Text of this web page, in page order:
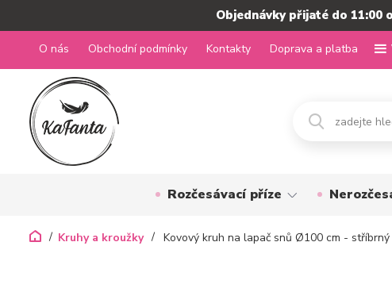
Objednávky přijaté do 11:00
O nás Obchodní podmínky Kontakty Doprava a platba
Rozčesávací příze
Kruhy a kroužky Kovový kruh na lapač snů Ø100 cm - stříbrný